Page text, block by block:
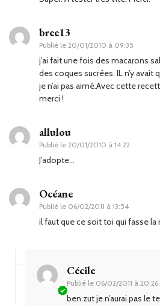
bree13
Publié le 20/01/2010 à 09:35
j’ai fait une fois des macarons
des coques sucrées. IL n’y avait
je n’ai pas aimé.Avec cette
merci !
allulou
Publié le 20/01/2010 à 14:22
J’adopte…
Océane
Publié le 06/02/2011 à 13:54
il faut que ce soit toi qui fasse la
Cécile
Publié le 06/02/2011 à 20:26
ben zut je n’aurai pas le